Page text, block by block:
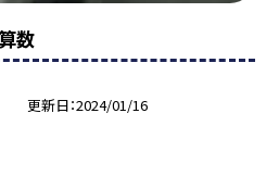
数
更新日 2024/01/16